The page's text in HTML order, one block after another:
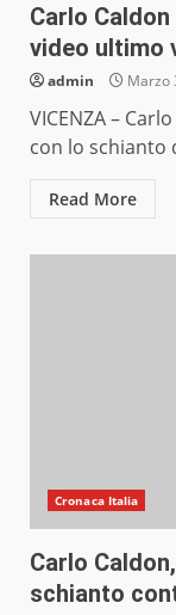
Carlo
video ultimo
admin Marzo
VICENZA –
con lo schianto
Read More
Cronaca Italia
Carlo
schianto